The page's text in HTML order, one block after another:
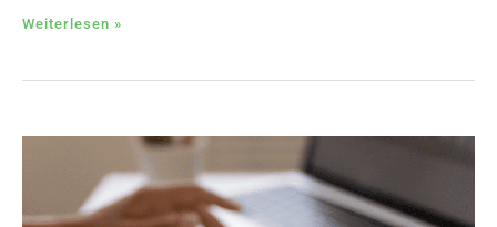
Weiterlesen »